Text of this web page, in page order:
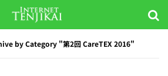
by Category "第2回 CareTEX 2016"